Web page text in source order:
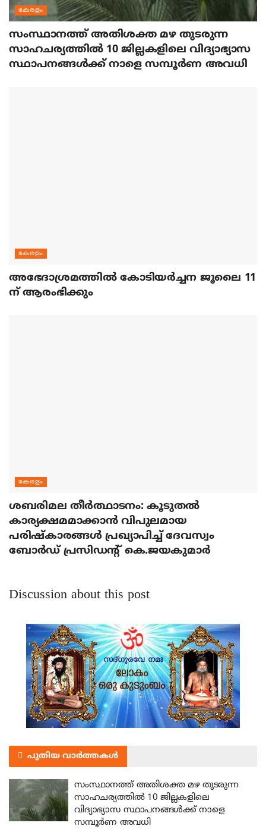
കേരളം
സംസ്ഥാനത്ത് അതിശക്ത മഴ തുടരുന്ന
സാഹചര്യത്തിൽ 10 ജില്ലകളിലെ വിദ്യാഭ്യാസ
സ്ഥാപനങ്ങൾക്ക് നാളെ സമ്പൂർണ അവധി
കേരളം
അഭേദാശ്രമത്തില്‍ കോടിയര്‍ച്ചന ജൂലൈ 11
ന് ആരംഭിക്കും
കേരളം
ശബരിമല തീര്‍ത്ഥാടനം: കൂടുതല്‍
കാര്യക്ഷമമാക്കാന്‍ വിപുലമായ
പരിഷ്‌കാരങ്ങള്‍ പ്രഖ്യാപിച്ച് ദേവസ്വം
ബോര്‍ഡ് പ്രസിഡന്റ് കെ.ജയകുമാര്‍
Discussion about this post
പുതിയ വാർത്തകൾ
സംസ്ഥാനത്ത് അതിശക്ത മഴ തുടരുന്ന
സാഹചര്യത്തിൽ 10 ജില്ലകളിലെ
വിദ്യാഭ്യാസ സ്ഥാപനങ്ങൾക്ക് നാളെ
സമ്പൂർണ അവധി